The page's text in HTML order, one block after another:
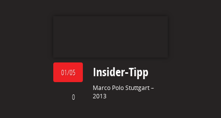
01/05
0
Insider-Tipp
Marco Polo Stuttgart –
2013